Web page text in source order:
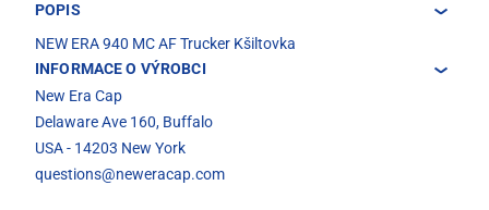
POPIS
NEW ERA 940 MC AF Trucker Kšiltovka
INFORMACE O VÝROBCI
New Era Cap
Delaware Ave 160, Buffalo
USA - 14203 New York
questions@neweracap.com